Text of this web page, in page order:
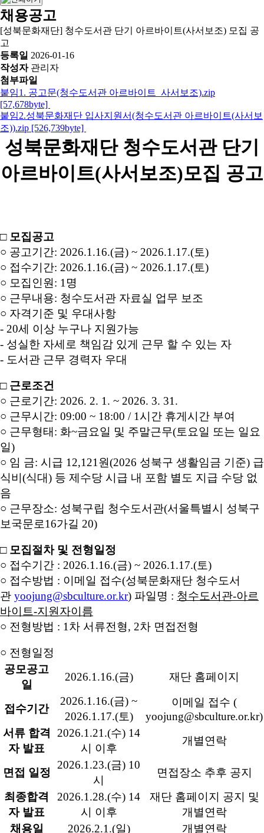
채용공고
[성북문화재단] 청수도서관 단기 아르바이트(사서보조) 모집 공
고
등록일 2026-01-16
작성자 관리자
첨부파일
붙임1. 공고문(청수도서관 아르바이트_사서보조).zip
[57,678byte]
붙임2.성북문화재단 입사지원서(청수도서관 아르바이트(사서보
조)).zip [526,739byte]
성북문화재단 청수도서관 단기
아르바이트(사서보조)모집 공고
□ 모집공고
○ 공고기간: 2026.1.16.(금) ~ 2026.1.17.(토)
○ 접수기간: 2026.1.16.(금) ~ 2026.1.17.(토)
○ 모집인원 : 1 명
○ 근무내용: 청수도서관 자료실 업무 보조
○ 자격기준 및 우대사항
- 20세 이상 누구나 지원가능
- 성실한 자세로 책임감 있게 근무 할 수 있는 자
- 도서관 근무 경력자 우대
□ 근로조건
○ 근로기간: 2026. 2. 1. ~ 2026. 3. 31.
○ 근무시간: 09:00 ~ 18:00 / 1시간 휴게시간 부여
○ 근무형태 : 화~금요일 및 주말근무(토요일 또는 일요
일)
○ 임 금: 시급 12,121 원(2026 성북구 생활임금 기준) 급
식비 (식대) 등 제수당 시급 내 포함 별도 지급 수당 없
음
○ 근무장소: 성북구립 청수도서관(서울특별시 성북구
보국문로16가길 20)
□ 모집절차 및 전형일정
○ 접수기간 : 2026.1.16.(금) ~ 2026.1.17.(토)
○ 접수방법 : 이메일 접수(성북문화재단 청수도서
관 yoojung@sbculture.or.kr) 파일명 : 청수도서관-아르
바이트-지원자이름
○ 전형방법 : 1 차 서류전형, 2차 면접전형
○ 전형일정
공모공고
일
2026.1.16.(금) 재단 홈페이지
접수기간
2026.1.16.(금) ~
2026.1.17.(토)
이메일 접수 (
yoojung@sbculture.or.kr)
서류 합격
자 발표
2026.1.21.(수) 14
시 이후
개별연락
면접 일정
2026.1.23.(금) 10
시
면접장소 추후 공지
최종합격
자 발표
2026.1.28.(수) 14
시 이후
재단 홈페이지 공지 및
개별연락
채용일
2026.2.1.(일)
개별연락